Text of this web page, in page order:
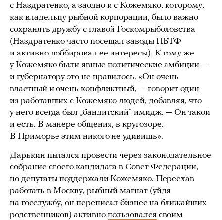
с Наздратенко, а заодно и с Кожемяко, которому,
как владельцу рыбной корпорации, было важно
сохранять дружбу с главой Госкомрыболовства
(Наздратенко часто посещал заводы ПБТФ
и активно лоббировал ее интересы). К тому же
у Кожемяко были явные политические амбиции —
и губернатору это не нравилось. «Он очень
властный и очень конфликтный, — говорит один
из работавших с Кожемяко людей, добавляя, что
у него всегда был „бандитский“ имидж. — Он такой
и есть. В манере общения, в кругозоре.
В Приморье этим никого не удивишь».
Дарькин пытался провести через законодательное
собрание своего кандидата в Совет Федерации,
но депутаты поддержали Кожемяко. Переехав
работать в Москву, рыбный магнат (уйдя
на госслужбу, он переписал бизнес на ближайших
родственников) активно пользовался своим